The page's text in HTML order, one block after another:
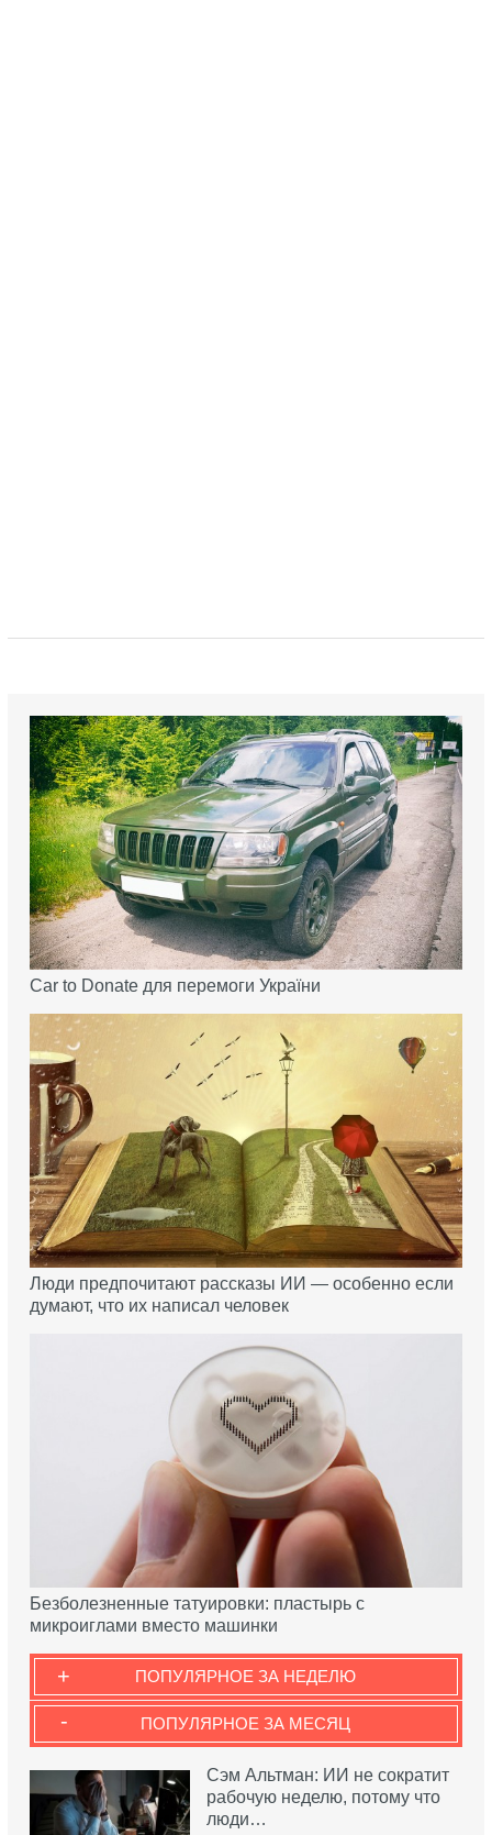
Car to Donate для перемоги України
Люди предпочитают рассказы ИИ — особенно если
думают, что их написал человек
Безболезненные татуировки: пластырь с
микроиглами вместо машинки
ПОПУЛЯРНОЕ ЗА НЕДЕЛЮ
+
ПОПУЛЯРНОЕ ЗА МЕСЯЦ
-
Сэм Альтман: ИИ не сократит
рабочую неделю, потому что
люди…